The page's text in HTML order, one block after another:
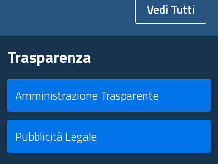
Vedi Tutti
Trasparenza
Amministrazione Trasparente
Pubblicità Legale